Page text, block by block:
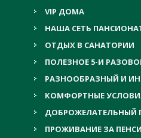
VIP ДОМА
НАША СЕТЬ
ОТДЫХ В САНАТОРИИ
ПОЛЕЗНОЕ 5-И
РАЗНООБРАЗНЫЙ И
КОМФОРТНЫЕ
ДОБРОЖЕЛАТЕЛЬНЫЙ
ПРОЖИВАНИЕ ЗА